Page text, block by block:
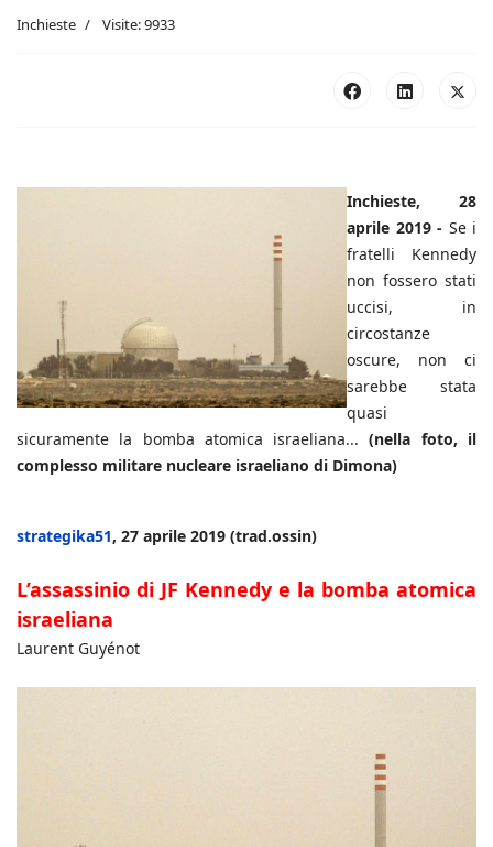
Inchieste Visite: 9933
Inchieste, 28
aprile 2019 - Se i
fratelli Kennedy
non fossero stati
uccisi, in
circostanze
oscure, non ci
sarebbe stata
quasi
sicuramente la bomba atomica israeliana...(nella foto, il
complesso militare nucleare israeliano di Dimona)
strategika51, 27 aprile 2019 (trad.ossin)
L’assassinio di JF Kennedy e la bomba atomica
israeliana
Laurent Guyénot